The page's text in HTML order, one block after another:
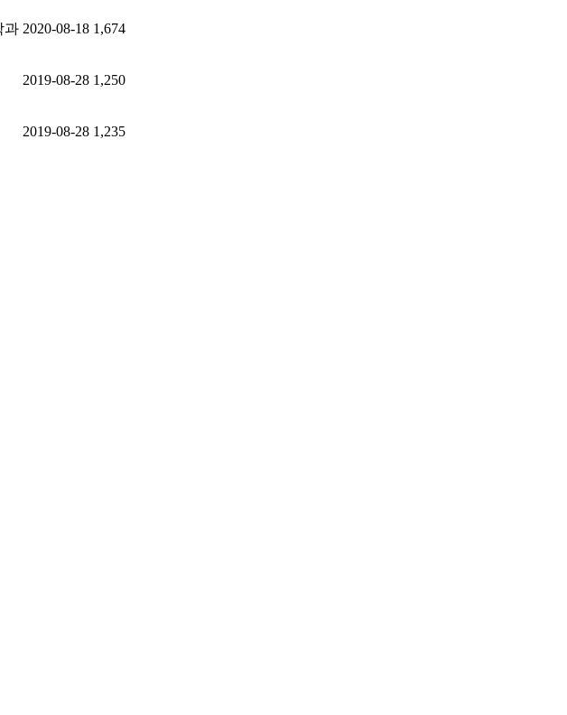
과 2020-08-18 1,674
2019-08-28 1,250
2019-08-28 1,235